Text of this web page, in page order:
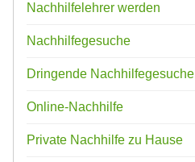
Nachhilfelehrer werden
Nachhilfegesuche
Dringende Nachhilfegesuche
Online-Nachhilfe
Private Nachhilfe zu Hause